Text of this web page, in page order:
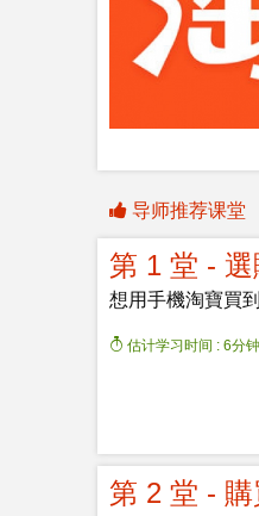
导师推荐课堂
第 1 堂 -
想用手機淘寶買
估计学习时间 : 6分钟
第 2 堂 -